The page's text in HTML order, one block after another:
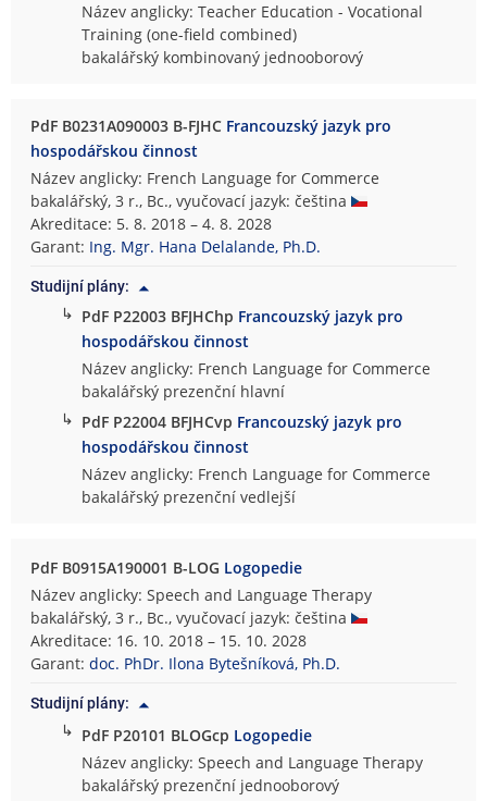
Název anglicky: Teacher Education - Vocational
Training (one-field combined)
bakalářský kombinovaný jednooborový
PdF B0231A090003 B-FJHC Francouzský jazyk pro
hospodářskou činnost
Název anglicky: French Language for Commerce
bakalářský, 3 r., Bc., vyučovací jazyk: čeština
Akreditace: 5. 8. 2018 – 4. 8. 2028
Garant: Ing. Mgr. Hana Delalande, Ph.D.
Studijní plány:
↳ PdF P22003 BFJHChp Francouzský jazyk pro
hospodářskou činnost
Název anglicky: French Language for Commerce
bakalářský prezenční hlavní
↳ PdF P22004 BFJHCvp Francouzský jazyk pro
hospodářskou činnost
Název anglicky: French Language for Commerce
bakalářský prezenční vedlejší
PdF B0915A190001 B-LOG Logopedie
Název anglicky: Speech and Language Therapy
bakalářský, 3 r., Bc., vyučovací jazyk: čeština
Akreditace: 16. 10. 2018 – 15. 10. 2028
Garant:doc. PhDr. Ilona Bytešníková, Ph.D.
Studijní plány:
↳ PdF P20101 BLOGcp Logopedie
Název anglicky: Speech and Language Therapy
bakalářský prezenční jednooborový